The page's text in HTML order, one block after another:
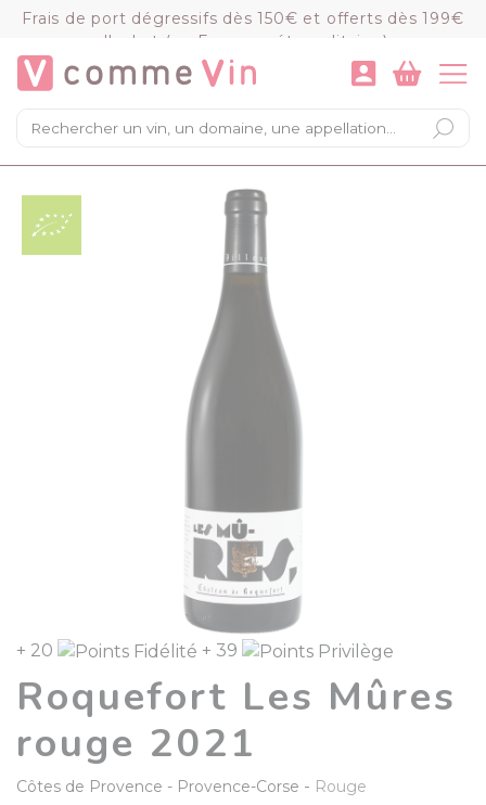
Frais de port dégressifs dès 150€ et offerts dès 199€
d'achat (en France métropolitaine)
×
Mon panier
Chargement du panier...
VOIR LE PANIER COMMANDER
+ 20 + 39
Roquefort Les Mûres
rouge 2021
Côtes de Provence Provence-Corse - Rouge
Panneau de gestion des cookies